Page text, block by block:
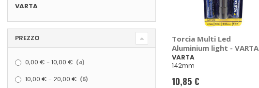
Torcia Multi Led
Aluminium light - VARTA
VARTA
142mm
10,85 €
VARTA
PREZZO
0,00 € - 10,00 € 4
10,00 € - 20,00 € 5